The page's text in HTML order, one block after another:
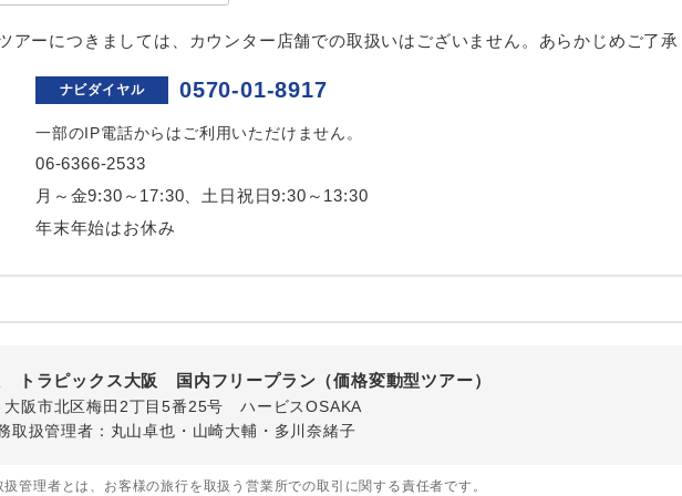
アーにつきましては、カウンター店舗での取扱いはございません。あらかじめご了承
ナビダイヤル 0570-01-8917
一部のIP電話からはご利用いただけません。
06-6366-2533
月～金9:30～17:30、土日祝日9:30～13:30
年末年始はお休み
トラピックス大阪 国内フリープラン（価格変動型ツアー）
阪市北区梅田2丁目5番25号 ハービスOSAKA
取扱管理者：丸山卓也・山崎大輔・多川奈緒子
管理者とは、お客様の旅行を取扱う営業所での取引に関する責任者です。